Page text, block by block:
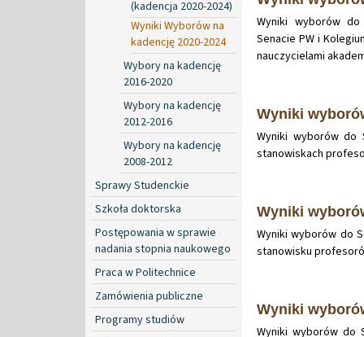
(kadencja 2020-2024)
Wyniki Wyborów na
kadencję 2020-2024
Wybory na kadencję
2016-2020
Wybory na kadencję
2012-2016
Wybory na kadencję
2008-2012
Sprawy Studenckie
Szkoła doktorska
Postępowania w sprawie
nadania stopnia naukowego
Praca w Politechnice
Zamówienia publiczne
Programy studiów
Wyniki wyborów
Senacie PW i
nauczycielami
Wyniki
Wyniki wyborów do
stanowiskach
Wyniki
Wyniki wyborów do
stanowisku
Wyniki
Wyniki wyborów do